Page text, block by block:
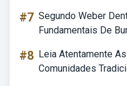
#7 Segundo Weber
Fundamentais De
#8 Leia Atentamente
Comunidades